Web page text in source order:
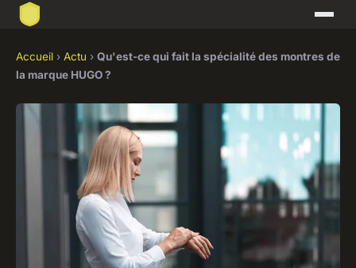
Accueil › Actu › Qu'est-ce qui fait la spécialité des montres de
la marque HUGO ?